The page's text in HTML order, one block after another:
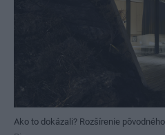
Ako to dokázali? Rozšírenie